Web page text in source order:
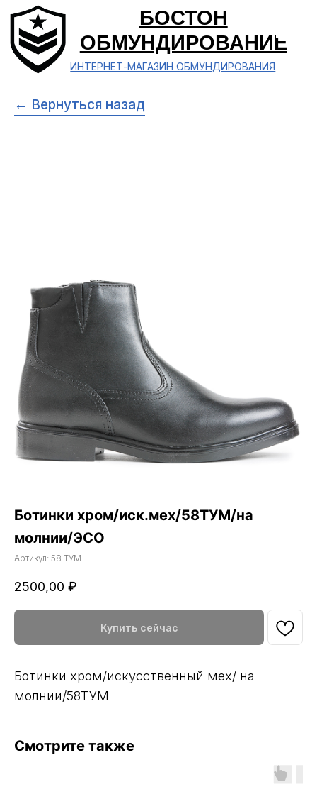
БОСТОН
ОБМУНДИРОВАНИЕ
ИНТЕРНЕТ-МАГАЗИН ОБМУНДИРОВАНИЯ
← Вернуться назад
Ботинки хром/иск.мех/58ТУМ/на
молнии/ЭСО
Артикул: 58 ТУМ
2500,00 ₽
Купить сейчас
Ботинки хром/искусственный мех/ на
молнии/58ТУМ
Смотрите также